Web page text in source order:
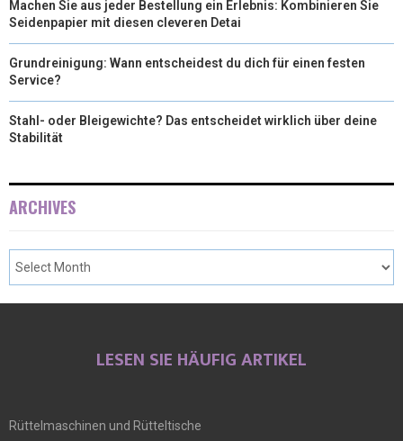
Machen Sie aus jeder Bestellung ein Erlebnis: Kombinieren Sie
Seidenpapier mit diesen cleveren Detai
Grundreinigung: Wann entscheidest du dich für einen festen
Service?
Stahl- oder Bleigewichte? Das entscheidet wirklich über deine
Stabilität
ARCHIVES
LESEN SIE HÄUFIG ARTIKEL
Rüttelmaschinen und Rütteltische